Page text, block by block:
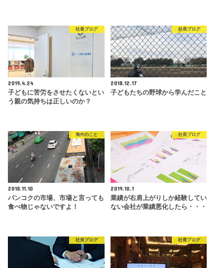
社長ブログ
2019.4.24
子どもに苦労をさせたくないとい
う親の気持ちは正しいのか？
社長ブログ
2018.12.17
子どもたちの野球から学んだこと
海外のこと
2018.11.10
バンコクの市場、市場と言っても
食べ物じゃないですよ！
社長ブログ
2019.10.1
業績が右肩上がりしか経験してい
ない会社が業績悪化したら・・・
社長ブログ 社長ブログ